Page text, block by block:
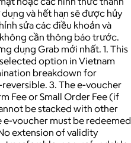
và hết hạn sẽ được hủy
sửa các điều khoản và
cần thông báo trước.
dụng Grab mới nhất. 1. This
option in Vietnam
breakdown for
3. The e-voucher
Fee or Small Order Fee (if
be stacked with other
voucher must be redeemed
extension of validity